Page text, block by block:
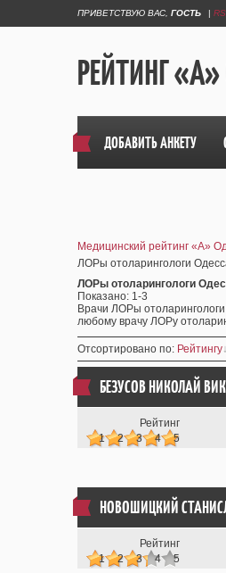
ПРИВЕТСТВУЮ ВАС ГОСТЬ |
РЕЙТИНГ
ДОБАВИТЬ АНКЕТУ
Медицинский рейтинг «А»
ЛОРы отоларингологи
ЛОРы отоларингологи
Показано: 1-3
Врачи ЛОРы
любому врачу ЛОРу
Отсортировано по: Рейтингу
БЕЗУСОВ НИКОЛАЙ
Рейтинг
1
2 3 4 5
НОВОШИЦКИЙ
Рейтинг
1
2 3 4 5